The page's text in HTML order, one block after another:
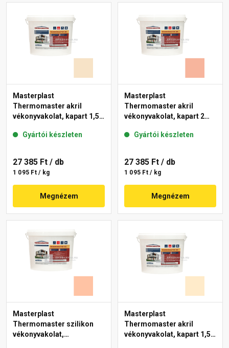
Masterplast
Thermomaster akril
vékonyvakolat, kapart 1,5
Gyártói készleten
27 385 Ft / db
1 095 Ft / kg
Megnézem
Masterplast
Thermomaster akril
vékonyvakolat, kapart 2
Gyártói készleten
27 385 Ft / db
1 095 Ft / kg
Megnézem
Masterplast
Thermomaster szilikon
vékonyvakolat,
Masterplast
Thermomaster akril
vékonyvakolat, kapart 1,5